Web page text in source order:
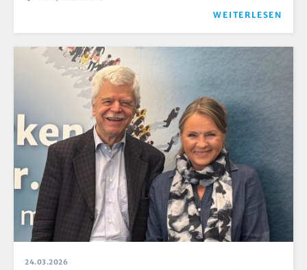
WEITERLESEN
24.03.2026